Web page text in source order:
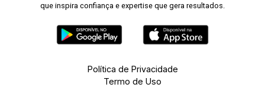
que inspira confiança e expertise que gera resultados.
Política de Privacidade
Termo de Uso